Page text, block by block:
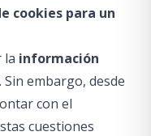
cookies para un
la información
embargo, desde
con el
cuestiones